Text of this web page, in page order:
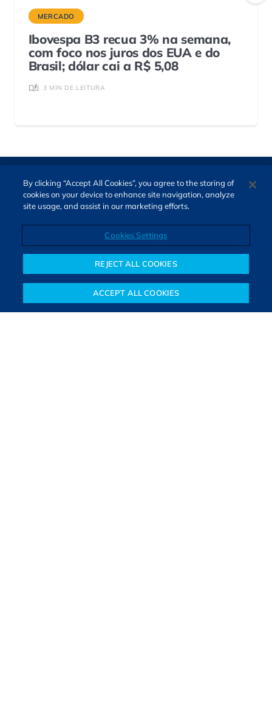
Notícias Colunistas Objetivos financeiros Investimentos Mais
MERCADO
Ibovespa B3 recua 3% na semana,
com foco nos juros dos EUA e do
Brasil; dólar cai a R$ 5,08
3 MIN DE LEITURA
O Bora Investir, site de notícias e educação financeira da B3,
oferece notícias e conteúdos especializados sobre o mercado
composta por especialistas, o site proporciona aprendizado
sólido e confiável, além de artigos de parceiros que ampliam
By clicking “Accept All Cookies”, you agree to the storing of
cookies on your device to enhance site navigation, analyze
site usage, and assist in our marketing efforts.
Cookies Settings
REJECT ALL COOKIES
ACCEPT ALL COOKIES